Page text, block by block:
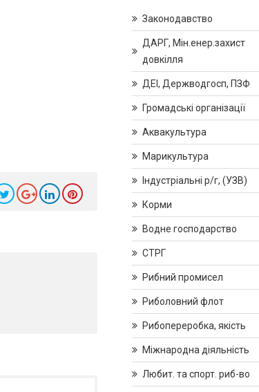
Законодавство
ДАРГ, Мін.енер.захист
довкілля
ДЕІ, Держводгосп, ПЗФ
Громадські організації
Аквакультура
Марикультура
Індустріальні р/г, (УЗВ)
Корми
Водне господарство
СТРГ
Рибний промисел
Риболовний флот
Рибопереробка, якість
Міжнародна діяльність
Любит. та спорт. риб-во